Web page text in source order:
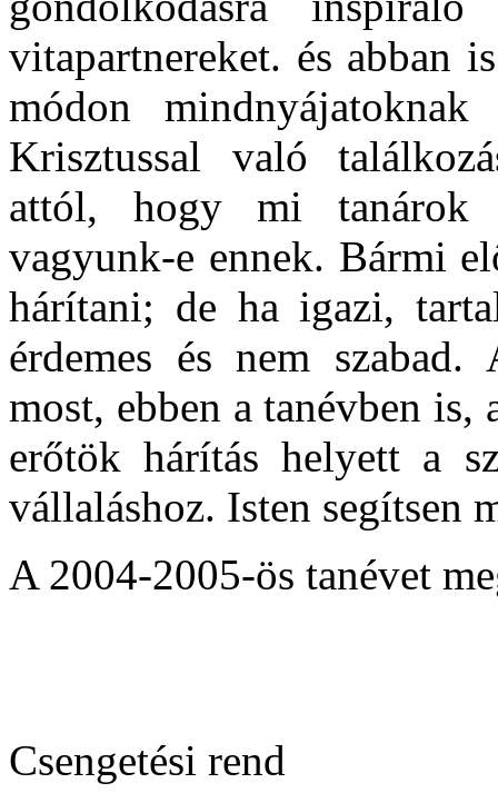
vitapartnereket. és abban
módon
Krisztussal való
attól, hogy mi tanárok
vagyunk-e ennek. Bármi
hárítani; de ha igazi,
érdemes és nem
most, ebben a tanévben
erőtök hárítás helyett a
vállaláshoz. Isten segítsen
A 2004-2005-ös tanévet
Csengetési rend